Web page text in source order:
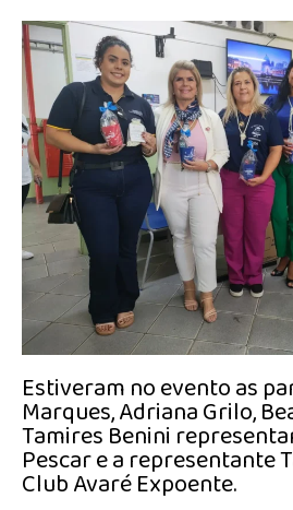
Estiveram no evento as
Marques, Adriana Grilo,
Tamires Benini
Pescar e a representante
Club Avaré Expoente.